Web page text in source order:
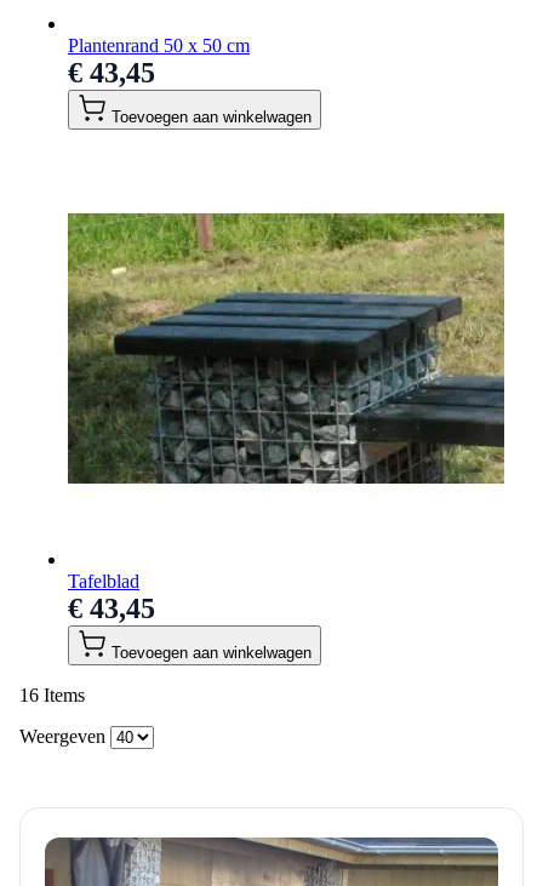
Plantenrand 50 x 50 cm
€ 43,45
Toevoegen aan winkelwagen
Tafelblad
€ 43,45
Toevoegen aan winkelwagen
16 Items
Weergeven